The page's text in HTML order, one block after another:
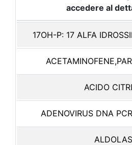
accedere al
17OH-P: 17 ALFA
ACIDO
ADENOVIRUS DNA